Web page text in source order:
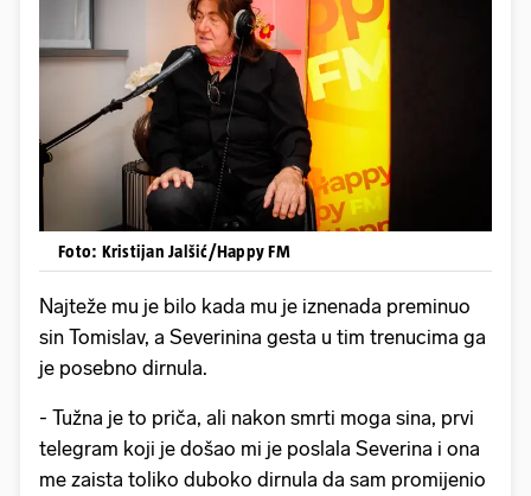
Foto: Kristijan Jalšić/Happy FM
Najteže mu je bilo kada mu je iznenada preminuo
sin Tomislav, a Severinina gesta u tim trenucima ga
je posebno dirnula.
- Tužna je to priča, ali nakon smrti moga sina, prvi
telegram koji je došao mi je poslala Severina i ona
me zaista toliko duboko dirnula da sam promijenio